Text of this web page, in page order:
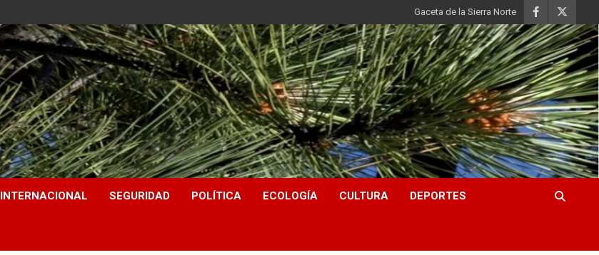
Gaceta de la Sierra Norte
INTERNACIONAL SEGURIDAD POLÍTICA ECOLOGÍA CULTURA DEPORTES